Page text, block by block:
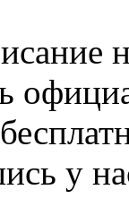
у